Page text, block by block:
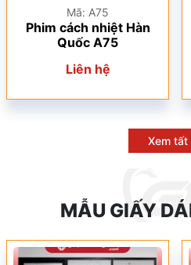
Mã: A75
Phim cách nhiệt Hàn
Quốc A75
Liên hệ
Xem tất
MẪU GIẤY